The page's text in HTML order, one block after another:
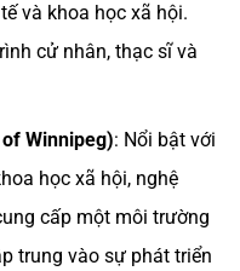
và khoa học xã hội.
cử nhân, thạc sĩ và
Winnipeg): Nổi bật với
học xã hội, nghệ
cấp một môi trường
trung vào sự phát triển